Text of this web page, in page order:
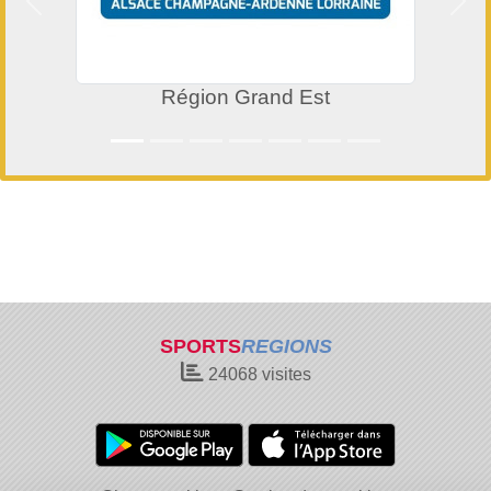
Région Grand Est
Précedent
SPORTSREGIONS
24068visites